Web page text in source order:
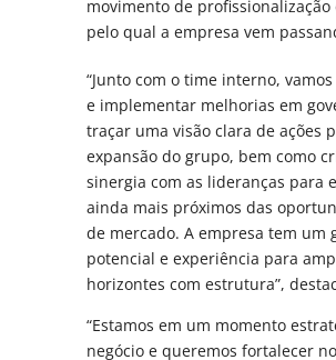
movimento de profissionalização
pelo qual a empresa vem
“Junto com o time interno,
e implementar melhorias em
traçar uma visão clara de ações
expansão do grupo, bem como
sinergia com as lideranças para
ainda mais próximos das
de mercado. A empresa tem um
potencial e experiência para
horizontes com estrutura”,
“Estamos em um momento
negócio e queremos fortalecer